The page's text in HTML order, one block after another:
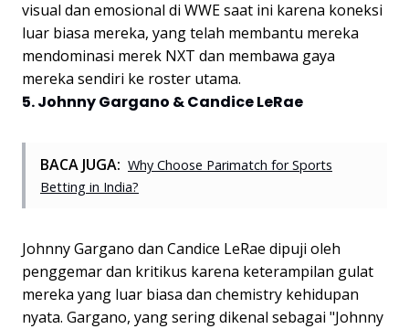
visual dan emosional di WWE saat ini karena koneksi
luar biasa mereka, yang telah membantu mereka
mendominasi merek NXT dan membawa gaya
mereka sendiri ke roster utama.
5. Johnny Gargano & Candice LeRae
BACA JUGA: Why Choose Parimatch for Sports
Betting in India?
Johnny Gargano dan Candice LeRae dipuji oleh
penggemar dan kritikus karena keterampilan gulat
mereka yang luar biasa dan chemistry kehidupan
nyata. Gargano, yang sering dikenal sebagai "Johnny